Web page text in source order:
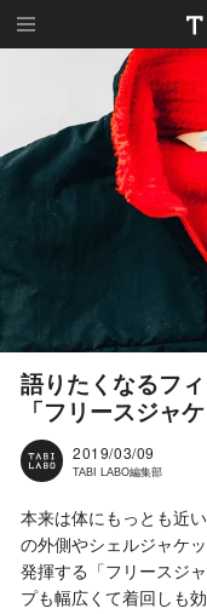
語りたくなるフ
「フリースジャ
2019/03/09
TABI LABO編集部
本来は体にもっとも近
の外側やシェルジャケ
発揮する「フリースジ
プも幅広くて着回しも